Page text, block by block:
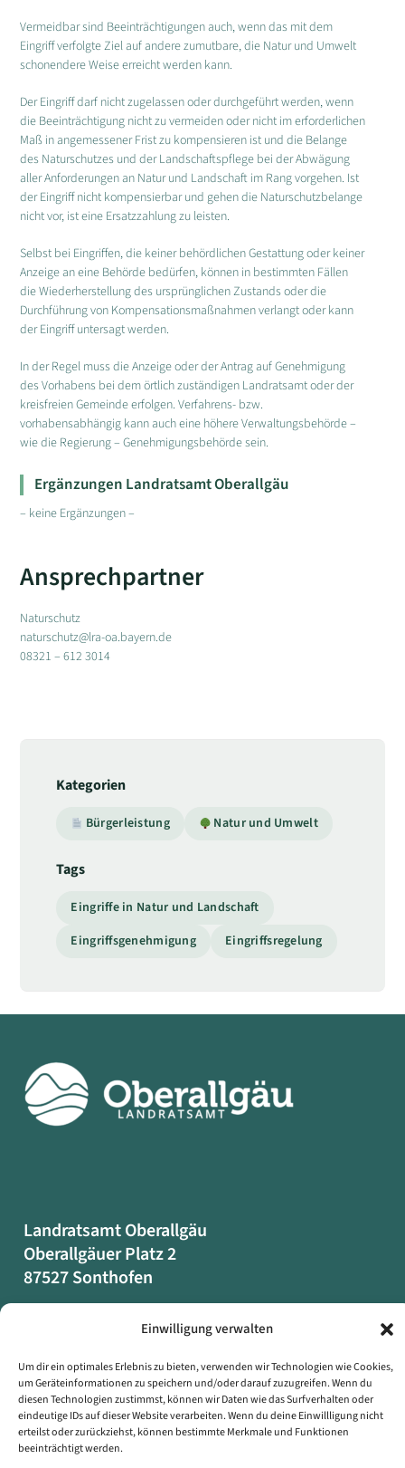
Einwilligung verwalten
Um dir ein optimales Erlebnis zu bieten, verwenden wir Technologien wie Cookies,
um Geräteinformationen zu speichern und/oder darauf zuzugreifen. Wenn du
diesen Technologien zustimmst, können wir Daten wie das Surfverhalten oder
eindeutige IDs auf dieser Website verarbeiten. Wenn du deine Einwillligung nicht
erteilst oder zurückziehst, können bestimmte Merkmale und Funktionen
beeinträchtigt werden.
Vermeidbar sind Beeinträchtigungen auch, wenn das mit dem
Eingriff verfolgte Ziel auf andere zumutbare, die Natur und Umwelt
schonendere Weise erreicht werden kann.
Der Eingriff darf nicht zugelassen oder durchgeführt werden, wenn
die Beeinträchtigung nicht zu vermeiden oder nicht im erforderlichen
Maß in angemessener Frist zu kompensieren ist und die Belange
des Naturschutzes und der Landschaftspflege bei der Abwägung
aller Anforderungen an Natur und Landschaft im Rang vorgehen. Ist
der Eingriff nicht kompensierbar und gehen die Naturschutzbelange
nicht vor, ist eine Ersatzzahlung zu leisten.
Selbst bei Eingriffen, die keiner behördlichen Gestattung oder keiner
Anzeige an eine Behörde bedürfen, können in bestimmten Fällen
die Wiederherstellung des ursprünglichen Zustands oder die
Durchführung von Kompensationsmaßnahmen verlangt oder kann
der Eingriff untersagt werden.
In der Regel muss die Anzeige oder der Antrag auf Genehmigung
des Vorhabens bei dem örtlich zuständigen Landratsamt oder der
kreisfreien Gemeinde erfolgen. Verfahrens- bzw.
vorhabensabhängig kann auch eine höhere Verwaltungsbehörde –
wie die Regierung – Genehmigungsbehörde sein.
Ergänzungen Landratsamt Oberallgäu
– keine Ergänzungen –
Ansprechpartner
Naturschutz
naturschutz@lra-oa.bayern.de
08321 – 612 3014
Kategorien
Bürgerleistung Natur und Umwelt
Tags
Eingriffe in Natur und Landschaft
Eingriffsgenehmigung
Eingriffsregelung
Landratsamt Oberallgäu
Oberallgäuer Platz 2
87527 Sonthofen
Datenschutzerklärung
Impressum
Erklärung zur Barrierefreiheit
Symbole auf dieser Webseite